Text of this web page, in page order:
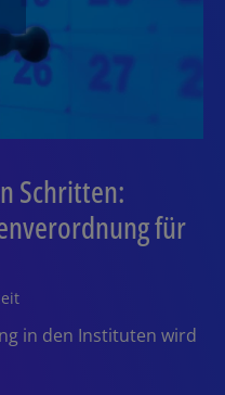
Schritten:
für
in den Instituten wird